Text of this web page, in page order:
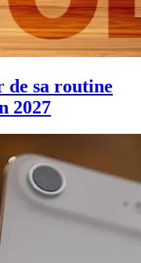
sa routine
2027